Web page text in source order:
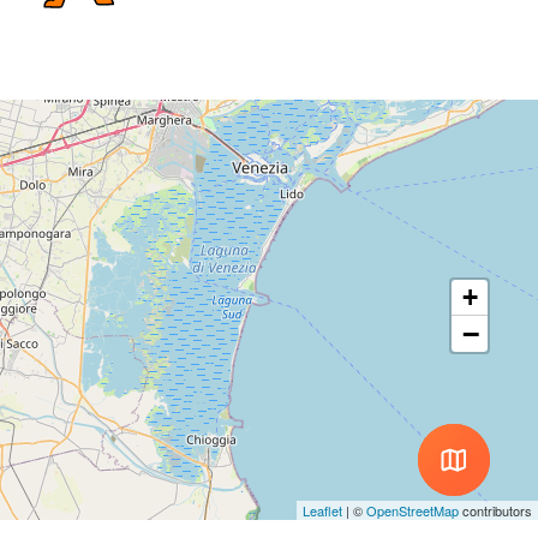
+
−
Leaflet | ©OpenStreetMapcontributors